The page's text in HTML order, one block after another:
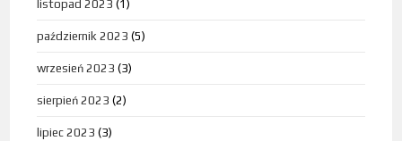
listopad 2023 (1)
październik 2023 (5)
wrzesień 2023 (3)
sierpień 2023 (2)
lipiec 2023 (3)